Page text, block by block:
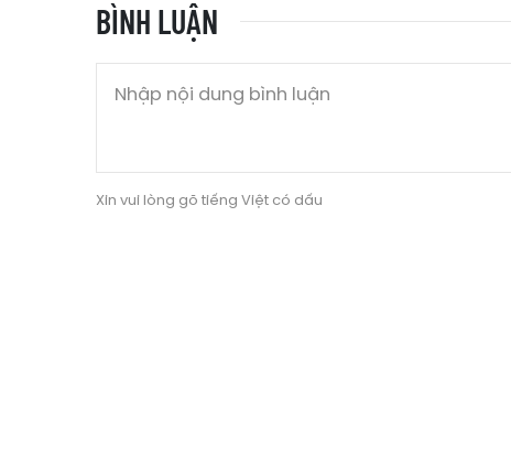
BÌNH LUẬN
Xin vui lòng gõ tiếng Việt có dấu